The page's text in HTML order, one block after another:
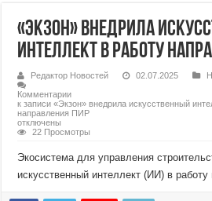
«Экзон» внедрила
интеллект в работу
Редактор Новостей 02.07.2025
Комментарии
к записи «Экзон» внедрила искусственный
направления ПИР
отключены
22 Просмотры
Экосистема для управления
искусственный интеллект (ИИ) в